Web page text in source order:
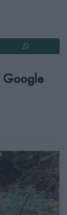
Google